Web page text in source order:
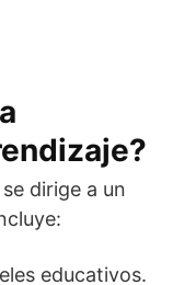
dirige a un
educativos.